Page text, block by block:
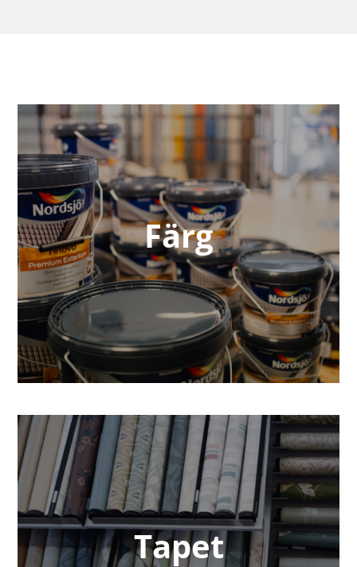
Färg
Tapet